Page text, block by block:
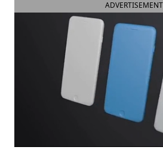
ADVERTISEMENT